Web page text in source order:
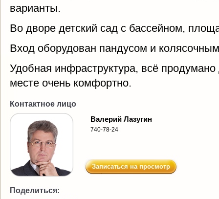
варианты.
Во дворе детский сад с бассейном,
Вход оборудован пандусом и
Удобная инфраструктура, всё
месте очень комфортно.
Контактное лицо
Валерий Лазугин
740-78-24
Записаться на просмотр
Поделиться: